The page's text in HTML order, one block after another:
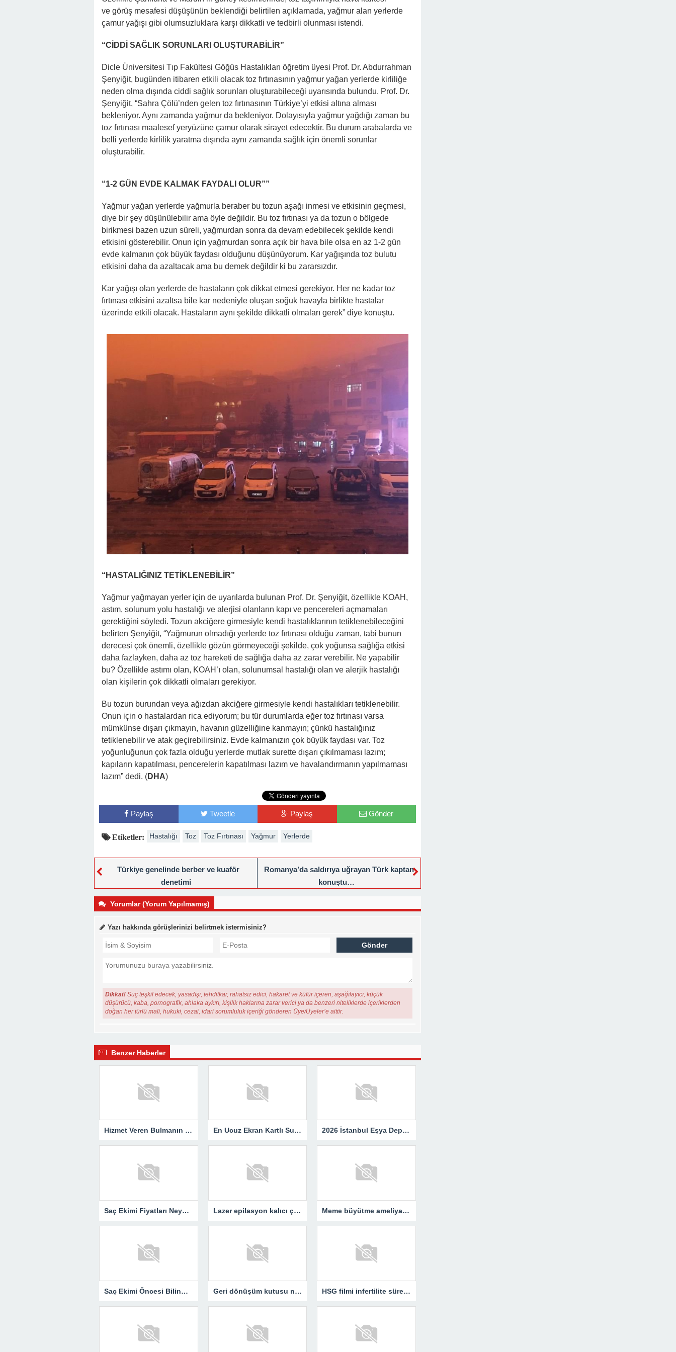
ve görüş mesafesi düşüşünün beklendiği belirtilen açıklamada, yağmur alan yerlerde
çamur yağışı gibi olumsuzluklara karşı dikkatli ve tedbirli olunması istendi.
“CİDDİ SAĞLIK SORUNLARI OLUŞTURABİLİR”
Dicle Üniversitesi Tıp Fakültesi Göğüs Hastalıkları öğretim üyesi Prof. Dr. Abdurrahman
Şenyiğit, bugünden itibaren etkili olacak toz fırtınasının yağmur yağan yerlerde kirliliğe
neden olma dışında ciddi sağlık sorunları oluşturabileceği uyarısında bulundu. Prof. Dr.
Şenyiğit, “Sahra Çölü’nden gelen toz fırtınasının Türkiye’yi etkisi altına alması
bekleniyor. Aynı zamanda yağmur da bekleniyor. Dolayısıyla yağmur yağdığı zaman bu
toz fırtınası maalesef yeryüzüne çamur olarak sirayet edecektir. Bu durum arabalarda ve
belli yerlerde kirlilik yaratma dışında aynı zamanda sağlık için önemli sorunlar
oluşturabilir.
“1-2 GÜN EVDE KALMAK FAYDALI OLUR””
Yağmur yağan yerlerde yağmurla beraber bu tozun aşağı inmesi ve etkisinin geçmesi,
diye bir şey düşünülebilir ama öyle değildir. Bu toz fırtınası ya da tozun o bölgede
birikmesi bazen uzun süreli, yağmurdan sonra da devam edebilecek şekilde kendi
etkisini gösterebilir. Onun için yağmurdan sonra açık bir hava bile olsa en az 1-2 gün
evde kalmanın çok büyük faydası olduğunu düşünüyorum. Kar yağışında toz bulutu
etkisini daha da azaltacak ama bu demek değildir ki bu zararsızdır.
Kar yağışı olan yerlerde de hastaların çok dikkat etmesi gerekiyor. Her ne kadar toz
fırtınası etkisini azaltsa bile kar nedeniyle oluşan soğuk havayla birlikte hastalar
üzerinde etkili olacak. Hastaların aynı şekilde dikkatli olmaları gerek” diye konuştu.
“HASTALIĞINIZ TETİKLENEBİLİR”
Yağmur yağmayan yerler için de uyarılarda bulunan Prof. Dr. Şenyiğit, özellikle KOAH,
astım, solunum yolu hastalığı ve alerjisi olanların kapı ve pencereleri açmamaları
gerektiğini söyledi. Tozun akciğere girmesiyle kendi hastalıklarının tetiklenebileceğini
belirten Şenyiğit, “Yağmurun olmadığı yerlerde toz fırtınası olduğu zaman, tabi bunun
derecesi çok önemli, özellikle gözün görmeyeceği şekilde, çok yoğunsa sağlığa etkisi
daha fazlayken, daha az toz hareketi de sağlığa daha az zarar verebilir. Ne yapabilir
bu? Özellikle astımı olan, KOAH’ı olan, solunumsal hastalığı olan ve alerjik hastalığı
olan kişilerin çok dikkatli olmaları gerekiyor.
Bu tozun burundan veya ağızdan akciğere girmesiyle kendi hastalıkları tetiklenebilir.
Onun için o hastalardan rica ediyorum; bu tür durumlarda eğer toz fırtınası varsa
mümkünse dışarı çıkmayın, havanın güzelliğine kanmayın; çünkü hastalığınız
tetiklenebilir ve atak geçirebilirsiniz. Evde kalmanızın çok büyük faydası var. Toz
yoğunluğunun çok fazla olduğu yerlerde mutlak surette dışarı çıkılmaması lazım;
kapıların kapatılması, pencerelerin kapatılması lazım ve havalandırmanın yapılmaması
lazım” dedi. (DHA)
Paylaş Tweetle Paylaş Gönder
Etiketler: Hastalığı Toz Toz Fırtınası Yağmur Yerlerde
Türkiye genelinde berber ve kuaför
denetimi
Romanya’da saldırıya uğrayan Türk kaptan
konuştu…
Yorumlar (Yorum Yapılmamış)
Yazı hakkında görüşlerinizi belirtmek istermisiniz?
Dikkat! Suç teşkil edecek, yasadışı, tehditkar, rahatsız edici, hakaret ve küfür içeren, aşağılayıcı, küçük
düşürücü, kaba, pornografik, ahlaka aykırı, kişilik haklarına zarar verici ya da benzeri niteliklerde içeriklerden
doğan her türlü mali, hukuki, cezai, idari sorumluluk içeriği gönderen Üye/Üyeler’e aittir.
Benzer Haberler
Hizmet Veren Bulmanın Kolay Yolu: Tesisatçı ve Elektrikçi Ararken Nelere Dikkat Edilmeli? En Ucuz Ekran Kartlı Sunucu Avantajları 2026 İstanbul Eşya Depolama Fiyatları: Güncel Ücret Rehberi
Saç Ekimi Fiyatları Neye Göre Değişir? Lazer epilasyon kalıcı çözüm sunar mı? Meme büyütme ameliyatı kimler için uygun bir işlemdir?
Saç Ekimi Öncesi Bilinmesi Gerekenler Geri dönüşüm kutusu neden günlük yaşamın vazgeçilmezidir? HSG filmi infertilite sürecinde neden kritik bir rol oynar?